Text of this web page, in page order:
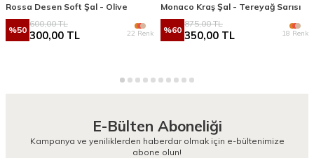
Rossa Desen Soft Şal - Olive
%50
600,00TL
300,00 TL 22 Renk
Monaco Kraş Şal - Tereyağ Sarısı
%60
875,00TL
350,00 TL 18 Renk
E-Bülten Aboneliği
Kampanya ve yeniliklerden haberdar olmak için e-bültenimize
abone olun!